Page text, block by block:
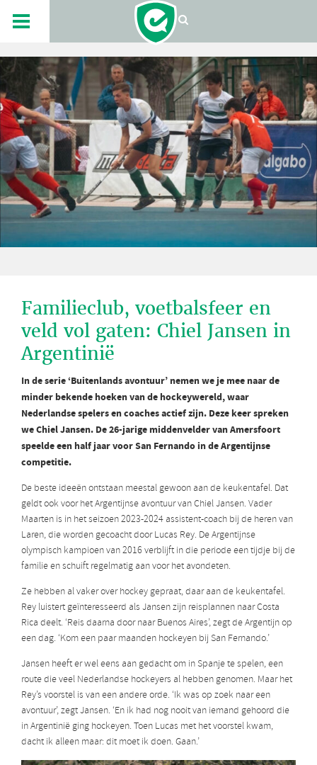
Familieclub, voetbalsfeer en
veld vol gaten: Chiel Jansen in
Argentinië
In de serie ‘Buitenlands avontuur’ nemen we je mee naar de
minder bekende hoeken van de hockeywereld, waar
Nederlandse spelers en coaches actief zijn. Deze keer spreken
we Chiel Jansen. De 26-jarige middenvelder van Amersfoort
speelde een half jaar voor San Fernando in de Argentijnse
competitie.
De beste ideeën ontstaan meestal gewoon aan de keukentafel. Dat
geldt ook voor het Argentijnse avontuur van Chiel Jansen. Vader
Maarten is in het seizoen 2023-2024 assistent-coach bij de heren van
Laren, die worden gecoacht door Lucas Rey. De Argentijnse
olympisch kampioen van 2016 verblijft in die periode een tijdje bij de
familie en schuift regelmatig aan voor het avondeten.
Ze hebben al vaker over hockey gepraat, daar aan de keukentafel.
Rey luistert geïnteresseerd als Jansen zijn reisplannen naar Costa
Rica deelt. ‘Reis daarna door naar Buenos Aires’, zegt de Argentijn op
een dag. ‘Kom een paar maanden hockeyen bij San Fernando.’
Jansen heeft er wel eens aan gedacht om in Spanje te spelen, een
route die veel Nederlandse hockeyers al hebben genomen. Maar het
Rey’s voorstel is van een andere orde. ‘Ik was op zoek naar een
avontuur’, zegt Jansen. ‘En ik had nog nooit van iemand gehoord die
in Argentinië ging hockeyen. Toen Lucas met het voorstel kwam,
dacht ik alleen maar: dit moet ik doen. Gaan.’